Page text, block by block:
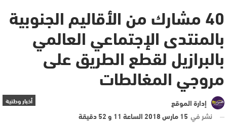
40 مشارك من الأقاليم الجنوبية
بالمنتدى الإجتماعي العالمي
بالبرازيل لقطع الطريق على
مروجي المغالطات
أخبار وطنية
إدارة الموقع
نشر في 15 مارس 2018 الساعة 11 و 52 دقيقة